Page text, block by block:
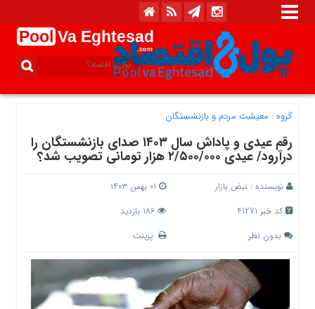
Pool Va Eghtesad
.com
گروه : معیشت مردم و بازنشستگان
رقم عیدی و پاداش سال ۱۴۰۳ صدای بازنشستگان را
درآرود/ عیدی ۲/۵۰۰/۰۰۰ هزار تومانی تصویب شد؟
نویسنده : نبض بازار
کد خبر 41271
186 بازدید
بدون نظر
پرینت